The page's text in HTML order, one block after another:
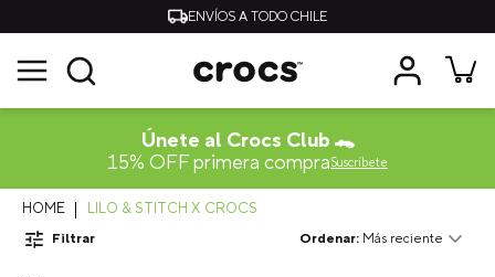
ENVÍOS A TODO CHILE
Únete al Crocs Club 🐊
15% OFF primera compraSuscríbete
LILO & STITCH X CROCS
Filtrar Más reciente